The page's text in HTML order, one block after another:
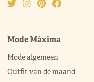
Mode Máxima
Mode algemeen
Outfit van de maand